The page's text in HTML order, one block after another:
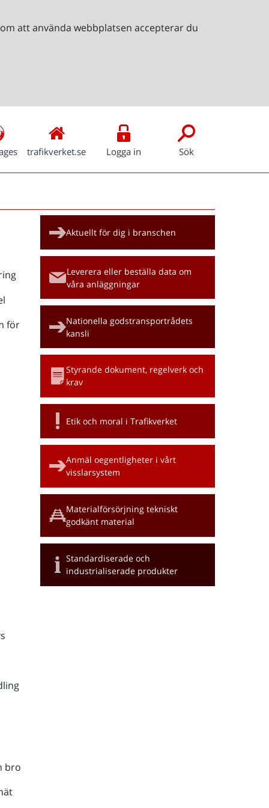
att använda webbplatsen accepterar du
trafikverket.se Logga in Sök
för
bro
Aktuellt för dig i branschen
Leverera eller beställa data om
våra anläggningar
Nationella godstransportrådets
kansli
Styrande dokument, regelverk och
krav
Etik och moral i Trafikverket
Anmäl oegentligheter i vårt
visslarsystem
Materialförsörjning tekniskt
godkänt material
Standardiserade och
industrialiserade produkter